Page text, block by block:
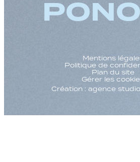
Mentions
Politique de
Plan du site
Gérer les
Création : agence